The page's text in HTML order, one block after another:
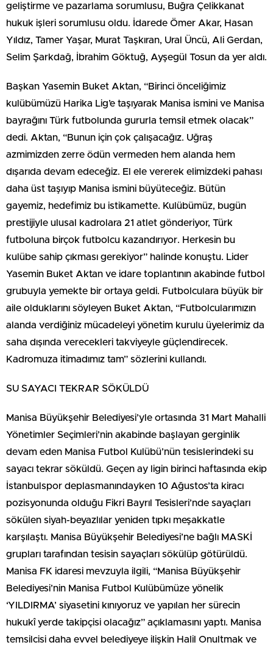
geliştirme ve pazarlama sorumlusu, Buğra Çelikkanat
hukuk işleri sorumlusu oldu. İdarede Ömer Akar, Hasan
Yıldız, Tamer Yaşar, Murat Taşkıran, Ural Üncü, Ali Gerdan,
Selim Şarkdağ, İbrahim Göktuğ, Ayşegül Tosun da yer aldı.
Başkan Yasemin Buket Aktan, “Birinci önceliğimiz
kulübümüzü Harika Lig’e taşıyarak Manisa ismini ve Manisa
bayrağını Türk futbolunda gururla temsil etmek olacak”
dedi. Aktan, “Bunun için çok çalışacağız. Uğraş
azmimizden zerre ödün vermeden hem alanda hem
dışarıda devam edeceğiz. El ele vererek elimizdeki pahası
daha üst taşıyıp Manisa ismini büyüteceğiz. Bütün
gayemiz, hedefimiz bu istikamette. Kulübümüz, bugün
prestijiyle ulusal kadrolara 21 atlet gönderiyor, Türk
futboluna birçok futbolcu kazandırıyor. Herkesin bu
kulübe sahip çıkması gerekiyor” halinde konuştu. Lider
Yasemin Buket Aktan ve idare toplantının akabinde futbol
grubuyla yemekte bir ortaya geldi. Futbolculara büyük bir
aile olduklarını söyleyen Buket Aktan, “Futbolcularımızın
alanda verdiğiniz mücadeleyi yönetim kurulu üyelerimiz da
saha dışında verecekleri takviyeyle güçlendirecek.
Kadromuza itimadımız tam” sözlerini kullandı.
SU SAYACI TEKRAR SÖKÜLDÜ
Manisa Büyükşehir Belediyesi’yle ortasında 31 Mart Mahalli
Yönetimler Seçimleri’nin akabinde başlayan gerginlik
devam eden Manisa Futbol Kulübü’nün tesislerindeki su
sayacı tekrar söküldü. Geçen ay ligin birinci haftasında ekip
İstanbulspor deplasmanındayken 10 Ağustos’ta kiracı
pozisyonunda olduğu Fikri Bayrıl Tesisleri’nde sayaçları
sökülen siyah-beyazlılar yeniden tıpkı meşakkatle
karşılaştı. Manisa Büyükşehir Belediyesi’ne bağlı MASKİ
grupları tarafından tesisin sayaçları sökülüp götürüldü.
Manisa FK idaresi mevzuyla ilgili, “Manisa Büyükşehir
Belediyesi’nin Manisa Futbol Kulübümüze yönelik
‘YILDIRMA’ siyasetini kınıyoruz ve yapılan her sürecin
hukukî yerde takipçisi olacağız” açıklamasını yaptı. Manisa
temsilcisi daha evvel belediyeye ilişkin Halil Onultmak ve